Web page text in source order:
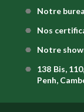
Notre
Nos
Notre
138 Bis,
Penh,